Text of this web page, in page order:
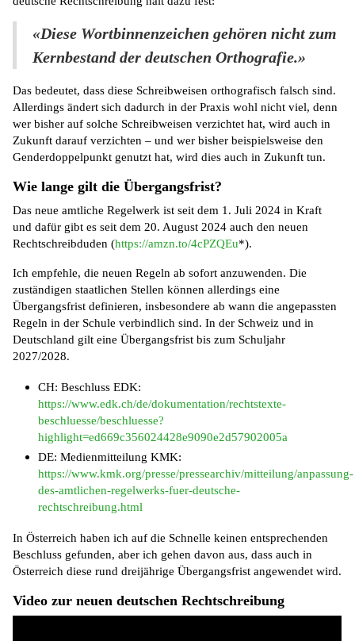
«Diese Wortbinnenzeichen gehören nicht zum
Kernbestand der deutschen Orthografie.»
Das bedeutet, dass diese Schreibweisen orthografisch falsch sind.
Allerdings ändert sich dadurch in der Praxis wohl nicht viel, denn
wer bisher auf solche Schreibweisen verzichtet hat, wird auch in
Zukunft darauf verzichten – und wer bisher beispielsweise den
Genderdoppelpunkt genutzt hat, wird dies auch in Zukunft tun.
Wie lange gilt die Übergangsfrist?
Das neue amtliche Regelwerk ist seit dem 1. Juli 2024 in Kraft
und dafür gibt es seit dem 20. August 2024 auch den neuen
Rechtschreibduden (https://amzn.to/4cPZQEu*).
Ich empfehle, die neuen Regeln ab sofort anzuwenden. Die
zuständigen staatlichen Stellen können allerdings eine
Übergangsfrist definieren, insbesondere ab wann die angepassten
Regeln in der Schule verbindlich sind. In der Schweiz und in
Deutschland gilt eine Übergangsfrist bis zum Schuljahr
2027/2028.
CH: Beschluss EDK:
https://www.edk.ch/de/dokumentation/rechtstexte-
beschluesse/beschluesse?
highlight=ed669c356024428e9090e2d57902005a
DE: Medienmitteilung KMK:
https://www.kmk.org/presse/pressearchiv/mitteilung/anpassung-
des-amtlichen-regelwerks-fuer-deutsche-
rechtschreibung.html
In Österreich haben ich auf die Schnelle keinen entsprechenden
Beschluss gefunden, aber ich gehen davon aus, dass auch in
Österreich diese rund dreijährige Übergangsfrist angewendet wird.
Video zur neuen deutschen Rechtschreibung